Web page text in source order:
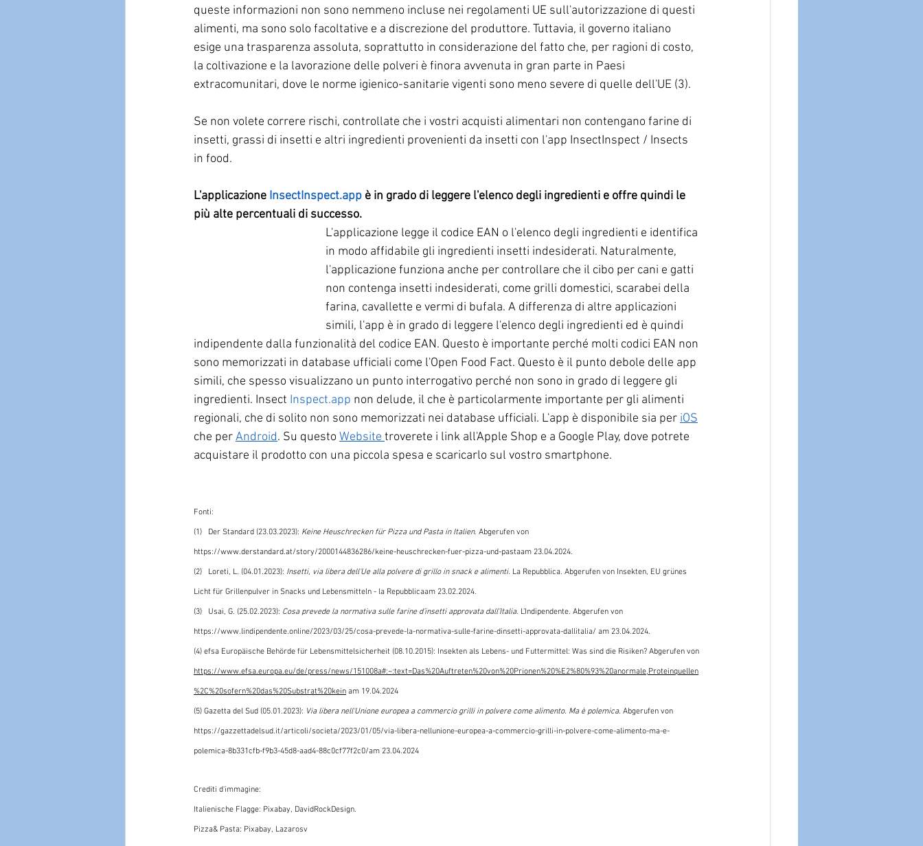
queste informazioni non sono nemmeno incluse nei regolamenti UE sull'autorizzazione di questi
alimenti, ma sono solo facoltative e a discrezione del produttore. Tuttavia, il governo italiano
esige una trasparenza assoluta, soprattutto in considerazione del fatto che, per ragioni di costo,
la coltivazione e la lavorazione delle polveri è finora avvenuta in gran parte in Paesi
extracomunitari, dove le norme igienico-sanitarie vigenti sono meno severe di quelle dell'UE (3).
Se non volete correre rischi, controllate che i vostri acquisti alimentari non contengano farine di
insetti, grassi di insetti e altri ingredienti provenienti da insetti con l'app InsectInspect / Insects
in food.
L'applicazione InsectInspect.app è in grado di leggere l'elenco degli ingredienti e offre quindi le
più alte percentuali di successo.
L'applicazione legge il codice EAN o l'elenco degli ingredienti e identifica
in modo affidabile gli ingredienti insetti indesiderati. Naturalmente,
l'applicazione funziona anche per controllare che il cibo per cani e gatti
non contenga insetti indesiderati, come grilli domestici, scarabei della
farina, cavallette e vermi di bufala. A differenza di altre applicazioni
simili, l'app è in grado di leggere l'elenco degli ingredienti ed è quindi
indipendente dalla funzionalità del codice EAN. Questo è importante perché molti codici EAN non
sono memorizzati in database ufficiali come l'Open Food Fact. Questo è il punto debole delle app
simili, che spesso visualizzano un punto interrogativo perché non sono in grado di leggere gli
ingredienti. Insect Inspect.app non delude, il che è particolarmente importante per gli alimenti
regionali, che di solito non sono memorizzati nei database ufficiali. L'app è disponibile sia per iOS
che per Android. Su questo Website troverete i link all'Apple Shop e a Google Play, dove potrete
acquistare il prodotto con una piccola spesa e scaricarlo sul vostro smartphone.
Fonti:
(1) Der Standard (23.03.2023): Keine Heuschrecken für Pizza und Pasta in Italien. Abgerufen von
https://www.derstandard.at/story/2000144836286/keine-heuschrecken-fuer-pizza-und-pastaam 23.04.2024.
(2) Loreti, L. (04.01.2023): Insetti, via libera dell'Ue alla polvere di grillo in snack e alimenti. La Repubblica. Abgerufen von Insekten, EU grünes
Licht für Grillenpulver in Snacks und Lebensmitteln - la Repubblicaam 23.02.2024.
(3) Usai, G. (25.02.2023): Cosa prevede la normativa sulle farine d’insetti approvata dall’Italia. L’Indipendente. Abgerufen von
https://www.lindipendente.online/2023/03/25/cosa-prevede-la-normativa-sulle-farine-dinsetti-approvata-dallitalia/ am 23.04.2024.
(4) efsa Europäische Behörde für Lebensmittelsicherheit (08.10.2015): Insekten als Lebens- und Futtermittel: Was sind die Risiken? Abgerufen von
https://www.efsa.europa.eu/de/press/news/151008a#:~:text=Das%20Auftreten%20von%20Prionen%20%E2%80%93%20anormale,Proteinquellen
%2C%20sofern%20das%20Substrat%20kein am 19.04.2024
(5) Gazetta del Sud (05.01.2023): Via libera nell'Unione europea a commercio grilli in polvere come alimento. Ma è polemica. Abgerufen von
https://gazzettadelsud.it/articoli/societa/2023/01/05/via-libera-nellunione-europea-a-commercio-grilli-in-polvere-come-alimento-ma-e-
polemica-8b331cfb-f9b3-45d8-aad4-88c0cf77f2c0/am 23.04.2024
Crediti d'immagine:
Italienische Flagge: Pixabay, DavidRockDesign.
Pizza& Pasta: Pixabay, Lazarosv